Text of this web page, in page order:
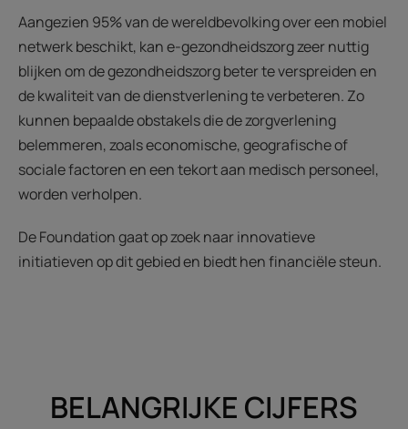
Aangezien 95% van de wereldbevolking over een mobiel
netwerk beschikt, kan e-gezondheidszorg zeer nuttig
blijken om de gezondheidszorg beter te verspreiden en
de kwaliteit van de dienstverlening te verbeteren. Zo
kunnen bepaalde obstakels die de zorgverlening
belemmeren, zoals economische, geografische of
sociale factoren en een tekort aan medisch personeel,
worden verholpen.
De Foundation gaat op zoek naar innovatieve
initiatieven op dit gebied en biedt hen financiële steun.
BELANGRIJKE CIJFERS